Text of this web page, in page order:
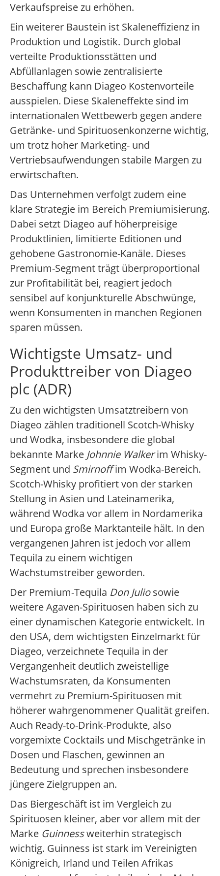
Verkaufspreise zu erhöhen.
Ein weiterer Baustein ist Skaleneffizienz in
Produktion und Logistik. Durch global
verteilte Produktionsstätten und
Abfüllanlagen sowie zentralisierte
Beschaffung kann Diageo Kostenvorteile
ausspielen. Diese Skaleneffekte sind im
internationalen Wettbewerb gegen andere
Getränke- und Spirituosenkonzerne wichtig,
um trotz hoher Marketing- und
Vertriebsaufwendungen stabile Margen zu
erwirtschaften.
Das Unternehmen verfolgt zudem eine
klare Strategie im Bereich Premiumisierung.
Dabei setzt Diageo auf höherpreisige
Produktlinien, limitierte Editionen und
gehobene Gastronomie-Kanäle. Dieses
Premium-Segment trägt überproportional
zur Profitabilität bei, reagiert jedoch
sensibel auf konjunkturelle Abschwünge,
wenn Konsumenten in manchen Regionen
sparen müssen.
Wichtigste Umsatz- und
Produkttreiber von Diageo
plc (ADR)
Zu den wichtigsten Umsatztreibern von
Diageo zählen traditionell Scotch-Whisky
und Wodka, insbesondere die global
bekannte Marke Johnnie Walkerim Whisky-
Segment und Smirnoffim Wodka-Bereich.
Scotch-Whisky profitiert von der starken
Stellung in Asien und Lateinamerika,
während Wodka vor allem in Nordamerika
und Europa große Marktanteile hält. In den
vergangenen Jahren ist jedoch vor allem
Tequila zu einem wichtigen
Wachstumstreiber geworden.
Der Premium-Tequila Don Juliosowie
weitere Agaven-Spirituosen haben sich zu
einer dynamischen Kategorie entwickelt. In
den USA, dem wichtigsten Einzelmarkt für
Diageo, verzeichnete Tequila in der
Vergangenheit deutlich zweistellige
Wachstumsraten, da Konsumenten
vermehrt zu Premium-Spirituosen mit
höherer wahrgenommener Qualität greifen.
Auch Ready-to-Drink-Produkte, also
vorgemixte Cocktails und Mischgetränke in
Dosen und Flaschen, gewinnen an
Bedeutung und sprechen insbesondere
jüngere Zielgruppen an.
Das Biergeschäft ist im Vergleich zu
Spirituosen kleiner, aber vor allem mit der
Marke Guinnessweiterhin strategisch
wichtig. Guinness ist stark im Vereinigten
Königreich, Irland und Teilen Afrikas